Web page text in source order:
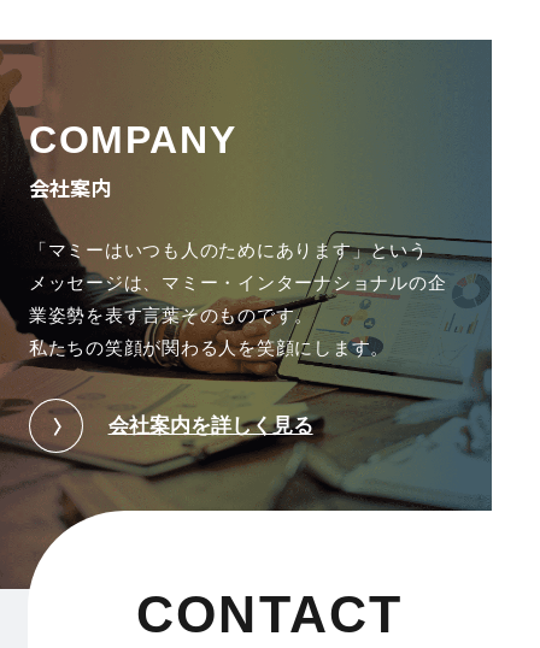
COMPANY
会社案内
「マミーはいつも人のためにあります」という
メッセージは、 マミー・インターナショナルの企
業姿勢を表す言葉そのものです。
私たちの笑顔が関わる人を笑顔にします。
会社案内を詳しく見る
CONTACT